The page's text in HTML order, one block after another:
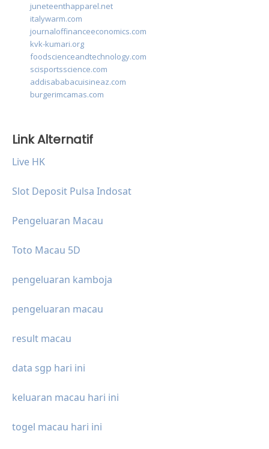
juneteenthapparel.net
italywarm.com
journaloffinanceeconomics.com
kvk-kumari.org
foodscienceandtechnology.com
scisportsscience.com
addisababacuisineaz.com
burgerimcamas.com
Link Alternatif
Live HK
Slot Deposit Pulsa Indosat
Pengeluaran Macau
Toto Macau 5D
pengeluaran kamboja
pengeluaran macau
result macau
data sgp hari ini
keluaran macau hari ini
togel macau hari ini